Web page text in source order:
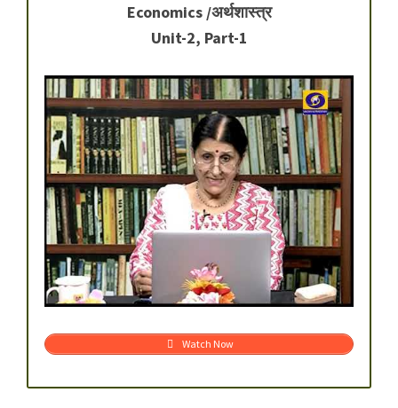
Economics /अर्थशास्त्र
Unit-2, Part-1
Watch Now